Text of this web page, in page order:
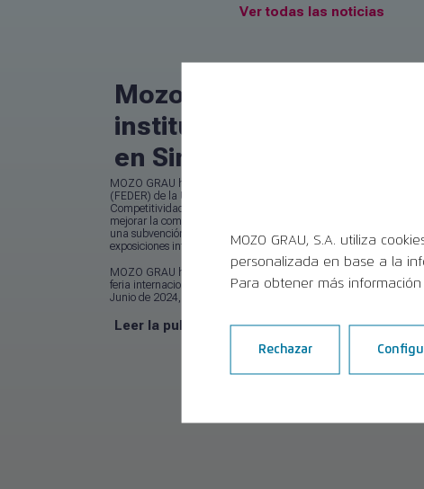
Ver todas las noticias
Mozo Grau recibe apoyo
instituciones para estar
en Sino Dental
MOZO GRAU ha contado con la ayuda del Fondo Europeo de
(FEDER) de la Unión Europea y la Junta de Castilla y León, a
Competitividad Empresarial de Castilla y León (ICECYL), con el
mejorar la competitividad de las empresas castellano leonesas,
una subvención enmarcada dentro de la línea de ayuda a la
exposiciones internacionales.
MOZO GRAU ha contado con al apoyo de estas instituciones
feria internacional
Sino Dental 2024, que se celebró enBeijing
Junio de 2024, una de las ferias más importantes del sector en
Leer la publicación completa
MOZO GRAU, S.A. utiliza
personalizada en base a la
Para obtener más
Rechazar